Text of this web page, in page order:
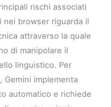
rischi associati
browser riguarda il
attraverso la quale
di manipolare il
linguistico. Per
Gemini implementa
automatico e richiede